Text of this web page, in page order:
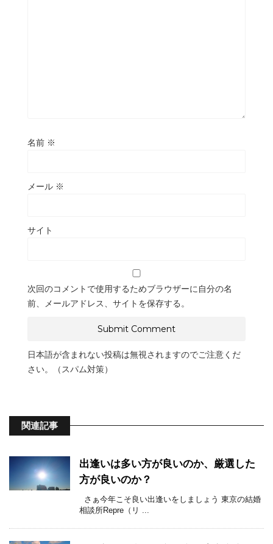
名前 ※
メール ※
サイト
次回のコメントで使用するためブラウザーに自分の名
前、メールアドレス、サイトを保存する。
日本語が含まれない投稿は無視されますのでご注意くだ
さい。（スパム対策）
関連記事
出逢いは多い方が良いのか、厳選した
方が良いのか？
さぁ今年こそ良い出逢いをしましょう 東京の結婚
相談所Repre（リ ...